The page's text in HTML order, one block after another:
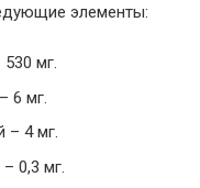
элементы:
мг.
6 мг.
– 4 мг.
0,3 мг.